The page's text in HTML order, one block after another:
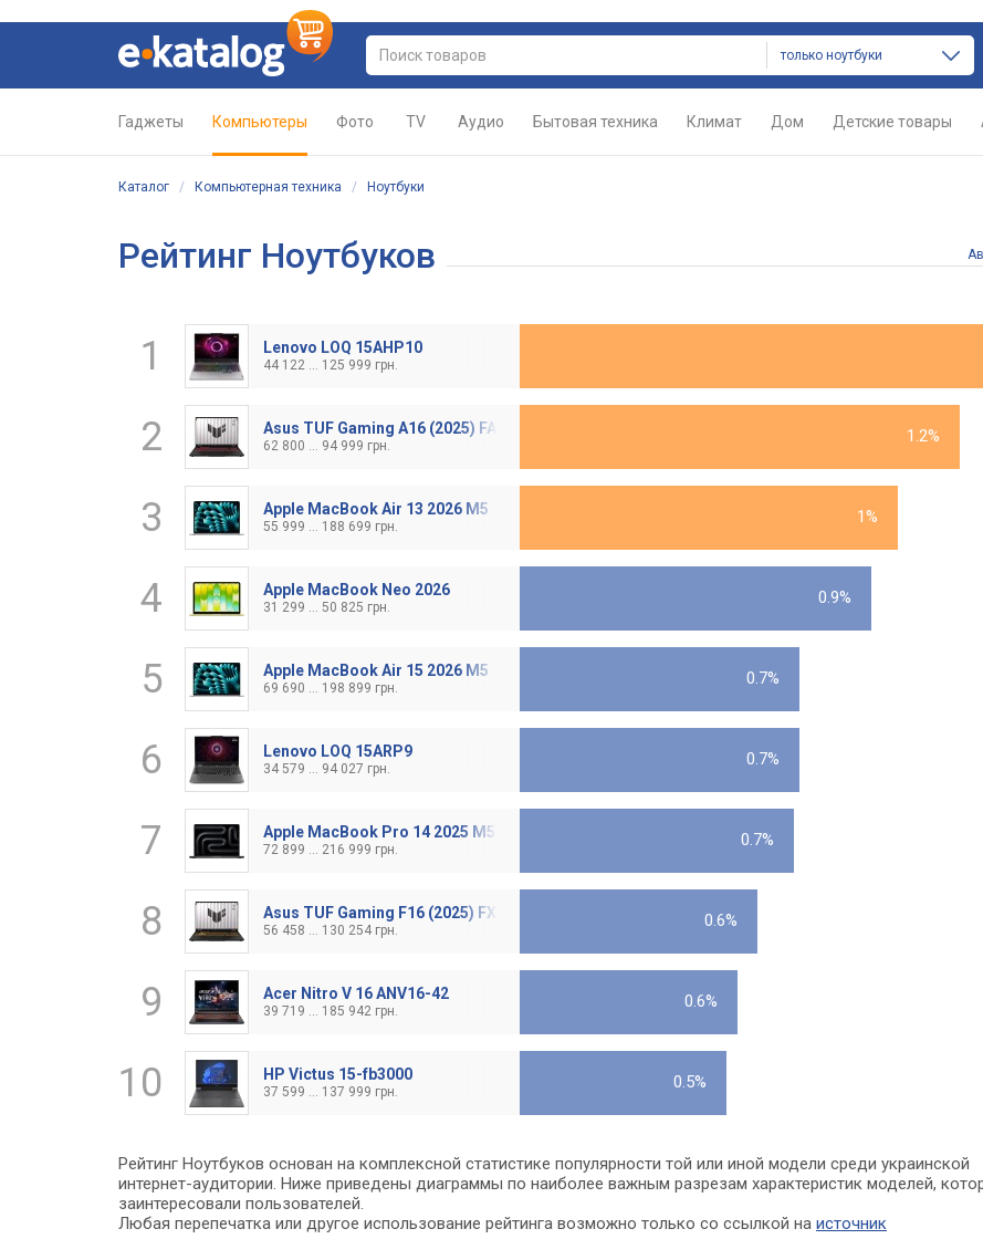
только ноутбуки
Гаджеты Компьютеры Фото TV Аудио Бытовая техника Климат Дом Детские товары
Каталог / Компьютерная техника / Ноутбуки
Рейтинг Ноутбуков
1 Lenovo LOQ 15AHP10
44 122 ... 125 999 грн.
2 Asus TUF Gaming A16 (2025) FA608UM
62 800 ... 94 999 грн. 1.2%
3 Apple MacBook Air 13 2026 M5
55 999 ... 188 699 грн. 1%
4 Apple MacBook Neo 2026
31 299 ... 50 825 грн. 0.9%
5 Apple MacBook Air 15 2026 M5
69 690 ... 198 899 грн. 0.7%
6 Lenovo LOQ 15ARP9
34 579 ... 94 027 грн. 0.7%
7 Apple MacBook Pro 14 2025 M5
72 899 ... 216 999 грн. 0.7%
8 Asus TUF Gaming F16 (2025) FX608JMR
56 458 ... 130 254 грн. 0.6%
9 Acer Nitro V 16 ANV16-42
39 719 ... 185 942 грн. 0.6%
10 HP Victus 15-fb3000
37 599 ... 137 999 грн. 0.5%
Рейтинг Ноутбуков основан на комплексной статистике популярности той или иной модели среди украинской
интернет-аудитории. Ниже приведены диаграммы по наиболее важным разрезам характеристик моделей,
заинтересовали пользователей.
Любая перепечатка или другое использование рейтинга возможно только со ссылкой на источник